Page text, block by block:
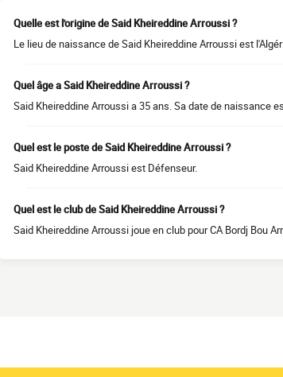
Quelle est l'origine de Said Kheireddine Arroussi ?
Le lieu de naissance de Said Kheireddine Arroussi est
Quel âge a Said Kheireddine Arroussi ?
Said Kheireddine Arroussi a 35 ans. Sa date de naissance
Quel est le poste de Said Kheireddine Arroussi ?
Said Kheireddine Arroussi est Défenseur.
Quel est le club de Said Kheireddine Arroussi ?
Said Kheireddine Arroussi joue en club pour CA Bordj Bou